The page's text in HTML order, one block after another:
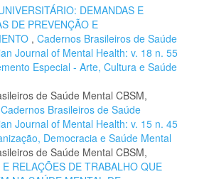
DEMANDAS E
DE PREVENÇÃO E
, Cadernos Brasileiros de Saúde
Journal of Mental Health: v. 18 n. 55
Especial - Arte, Cultura e Saúde
de Saúde Mental CBSM,
Cadernos Brasileiros de Saúde
Journal of Mental Health: v. 15 n. 45
Democracia e Saúde Mental
de Saúde Mental CBSM,
RELAÇÕES DE TRABALHO QUE